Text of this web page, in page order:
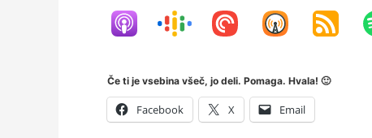
Če ti je vsebina všeč, jo deli. Pomaga. Hvala! 🙂
Facebook X Email